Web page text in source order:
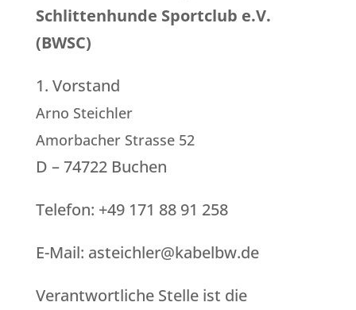
Schlittenhunde Sportclub e.V.
(BWSC)
1. Vorstand
Arno Steichler
Amorbacher Strasse 52
D – 74722 Buchen
Telefon: +49 171 88 91 258
E-Mail: asteichler@kabelbw.de
Verantwortliche Stelle ist die